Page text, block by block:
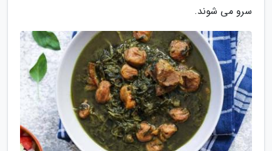
سرو می شوند.